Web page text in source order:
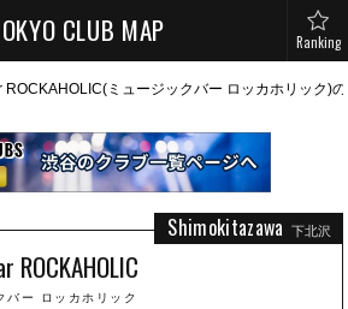
CLUB MAP Ranking
ROCKAHOLIC(ミュージックバー ロッカホリック)
ROCKAHOLIC
バー ロッカホリック
Shimokitazawa 下北沢